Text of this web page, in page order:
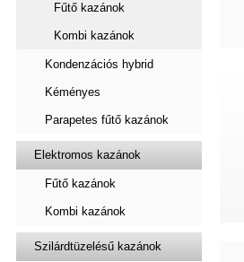
Fűtő kazánok
Kombi kazánok
Kondenzációs hybrid
Kéményes
Parapetes fűtő kazánok
Elektromos kazánok
Fűtő kazánok
Kombi kazánok
Szilárdtüzelésű kazánok